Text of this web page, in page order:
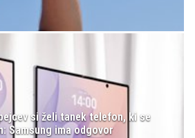
si želi tanek telefon, ki se
Samsung ima odgovor